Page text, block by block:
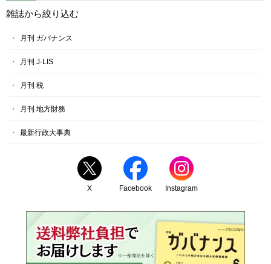
雑誌から絞り込む
月刊 ガバナンス
月刊 J-LIS
月刊 税
月刊 地方財務
最新行政大事典
X Facebook Instagram